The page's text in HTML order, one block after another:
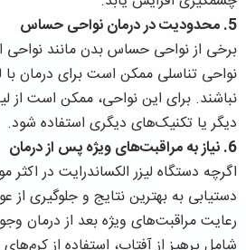
5. محدودیت در درمان نواحی حساس
برخی از نواحی حساس بدن مانند
نواحی تناسلی ممکن است برای درمان با
نباشند. برای این نواحی، ممکن است از
دیگر یا تکنیک‌های دیگری استفاده شود.
6. نیاز به مراقبت‌های ویژه پس از درمان
اگرچه دستگاه لیزر الکساندرایت در اکثر
دستیابی به بهترین نتایج و جلوگیری از
رعایت مراقبت‌های ویژه بعد از درمان